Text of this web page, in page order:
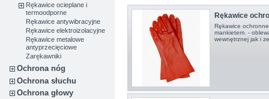
Rękawice ocieplane i
termoodporne
Rękawice antywibracyjne
Rękawice elektroizolacyjne
Rękawice metalowe
antyprzecięciowe
Zarękawniki
Ochrona nóg
Ochrona słuchu
Ochrona głowy
Rękawice
Rękawice
mankietem. -
wewnętrznej jak i